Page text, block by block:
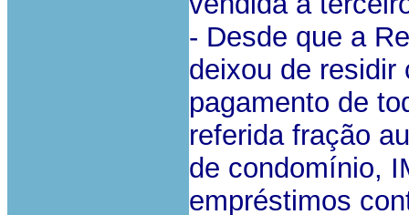
- Desde que a
deixou de residir
pagamento de
referida fração
de condomínio,
empréstimos